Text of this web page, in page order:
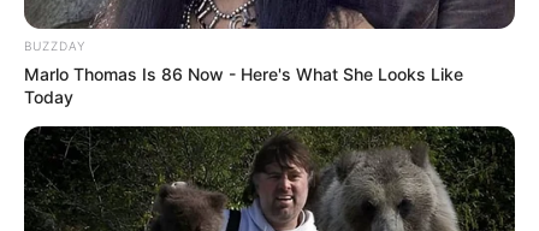
BUZZDAY
Marlo Thomas Is 86 Now - Here's What She Looks Like
Today